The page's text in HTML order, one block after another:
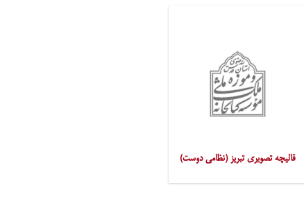
قالیچه تصویری تبریز (نظامی دوست)